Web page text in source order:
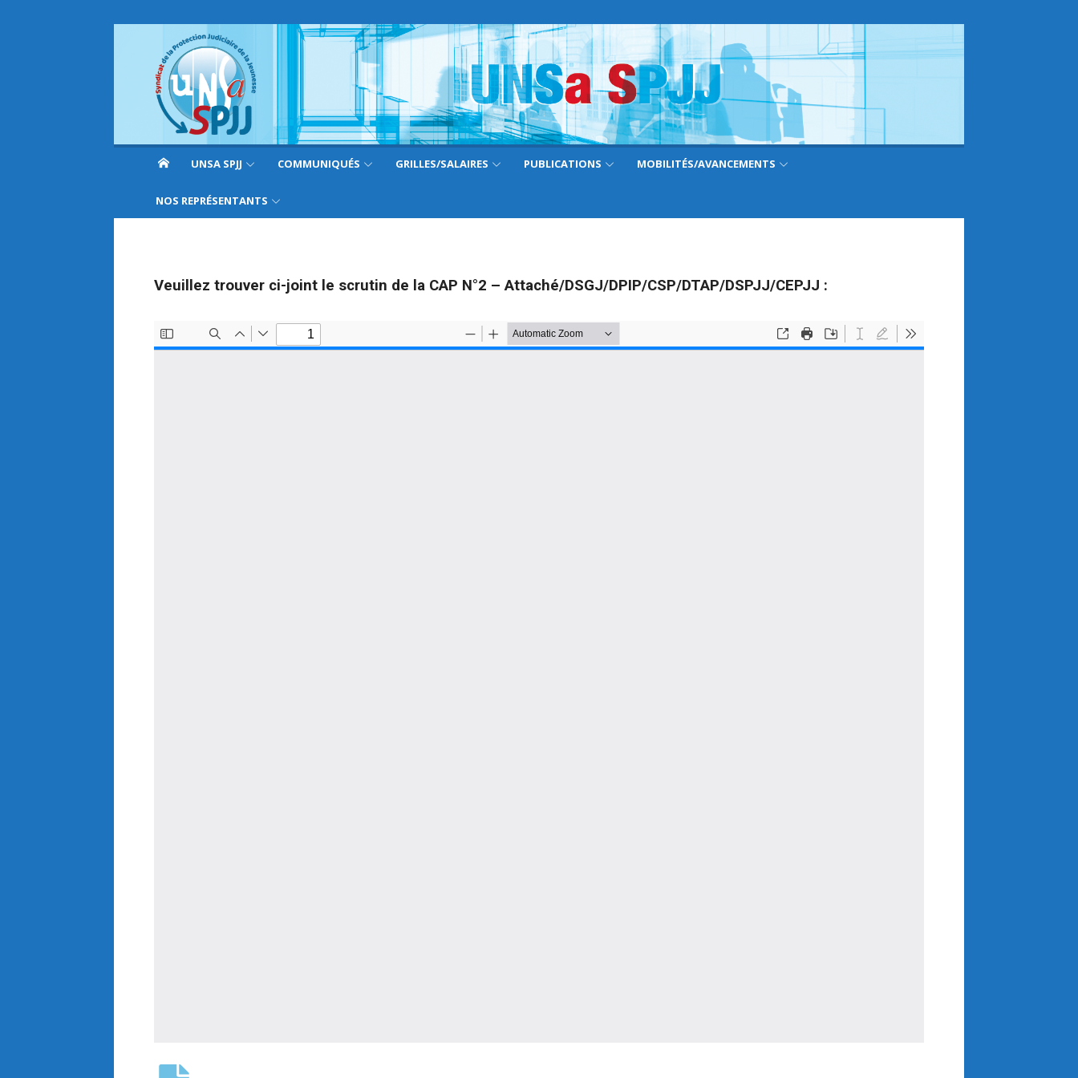
UNSA SPJJ COMMUNIQUÉS GRILLES/SALAIRES PUBLICATIONS MOBILITÉS/AVANCEMENTS
NOS REPRÉSENTANTS
Veuillez trouver ci-joint le scrutin de la CAP N°2 – Attaché/DSGJ/DPIP/CSP/DTAP/DSPJJ/CEPJJ :